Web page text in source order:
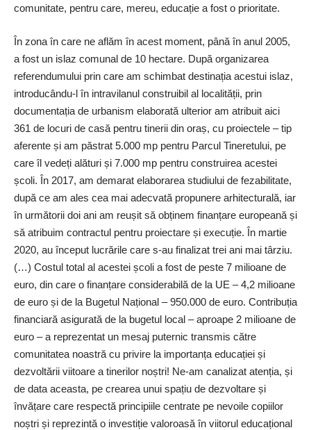
comunitate, pentru care, mereu, educație a fost o prioritate.
În zona în care ne aflăm în acest moment, până în anul 2005,
a fost un islaz comunal de 10 hectare. După organizarea
referendumului prin care am schimbat des­tinația acestui islaz,
introducându-l în intravilanul construibil al localității, prin
documentația de urbanism elaborată ulterior am atribuit aici
361 de locuri de casă pentru tinerii din oraș, cu proiectele – tip
aferente și am păstrat 5.000 mp pentru Parcul Tineretului, pe
care îl vedeți alături și 7.000 mp pentru construirea acestei
școli. În 2017, am demarat elaborarea studiului de fezabilitate,
după ce am ales cea mai adecvată propunere arhitecturală, iar
în următorii doi ani am reușit să obținem finanțare europeană și
să atribuim contractul pentru proiectare și execuție. În martie
2020, au început lucrările care s-au finalizat trei ani mai târziu.
(…) Costul total al acestei școli a fost de peste 7 milioane de
euro, din care o finanțare considerabilă de la UE – 4,2 milioane
de euro și de la Bugetul Național – 950.000 de euro. Contribuția
financiară asigurată de la bugetul local – aproape 2 milioane de
euro – a reprezentat un mesaj puternic transmis către
comunitatea noastră cu privire la importanța educației și
dezvoltării viitoare a tinerilor noștri! Ne-am canalizat atenția, și
de data aceasta, pe crearea unui spațiu de dezvoltare și
învățare care respectă principiile centrate pe nevoile copiilor
noștri și reprezintă o investiție valoroasă în viitorul educațional